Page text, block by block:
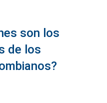
son los
de los